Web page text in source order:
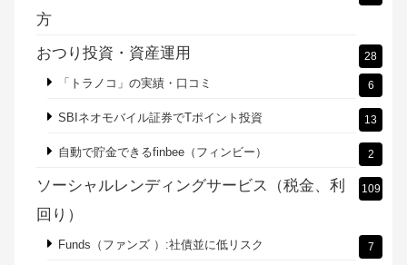
FXのリピート系注文（発注）を比較 177
ループイフダンの実績、手数料、設定方法 40
外為オンライン「iサイクル注文」を攻略 6
自動売買トライオートFXの設定方法と実績 47
FX初心者におすすめのやり方、少額での始め
方
387
おつり投資・資産運用 28